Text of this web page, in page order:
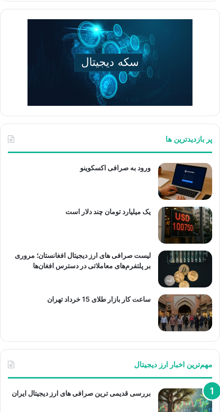
پر بازدیدترین ها
ورود به صرافی اکسکوینو
یک میلیارد تومان چند دلار است
لیست صرافی های ارز دیجیتال افغانستان؛ مروری
بر پلتفرم‌های معاملاتی در دسترس افغان‌ها
ساعت کار بازار طلای 15 خرداد تهران
مهم‌ترین اخبار ارز دیجیتال
بررسی قدیمی ترین صرافی های ارز دیجیتال ایران